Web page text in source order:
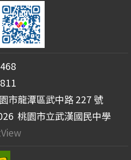
市龍潭區武中路 227 號
桃園市立武漢國民中學